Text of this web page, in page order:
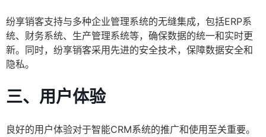
纷享销客支持与多种企业管理系统的无缝集成，包括ERP系
统、财务系统、生产管理系统等，确保数据的统一和实时更
新。同时，纷享销客采用先进的安全技术，保障数据安全和
隐私。
三、 用户体验
良好的用户体验对于智能CRM系统的推广和使用至关重要。